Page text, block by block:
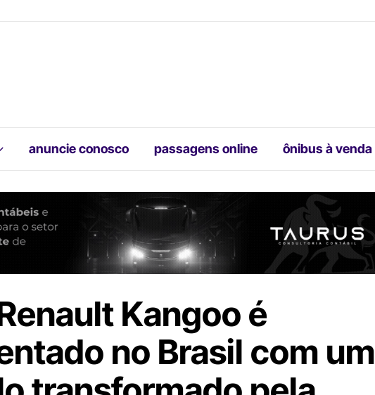
anuncie conosco passagens online ônibus à venda
Kangoo é
no Brasil com um